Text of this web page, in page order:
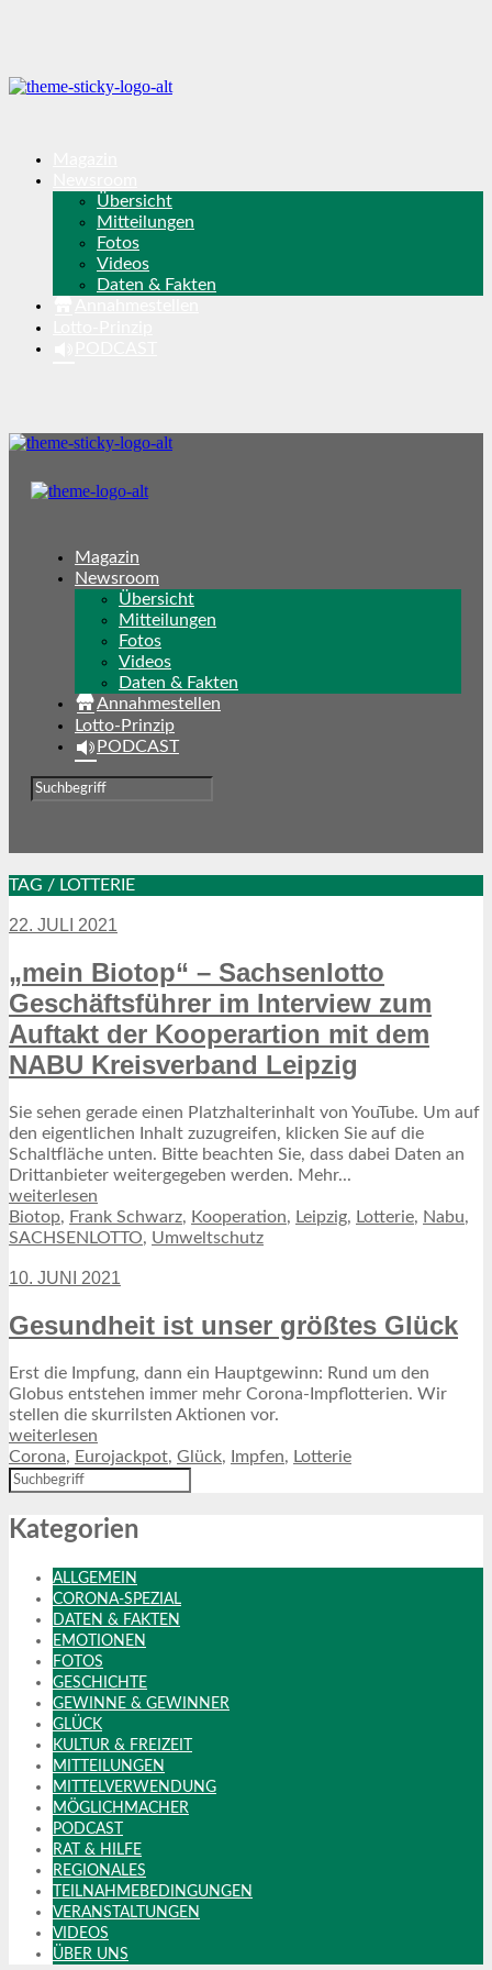
Übersicht
Mitteilungen
Fotos
Videos
Daten & Fakten
Magazin
Newsroom
Übersicht
Mitteilungen
Fotos
Videos
Daten & Fakten
Annahmestellen
Lotto-Prinzip
PODCAST
TAG / LOTTERIE
22. JULI 2021
„mein Biotop“ – Sachsenlotto
Geschäftsführer im Interview zum
Auftakt der Kooperartion mit dem
NABU Kreisverband Leipzig
Sie sehen gerade einen Platzhalterinhalt von YouTube. Um auf
den eigentlichen Inhalt zuzugreifen, klicken Sie auf die
Schaltfläche unten. Bitte beachten Sie, dass dabei Daten an
Drittanbieter weitergegeben werden. Mehr...
weiterlesen
Biotop, Frank Schwarz, Kooperation, Leipzig, Lotterie, Nabu,
SACHSENLOTTO, Umweltschutz
10. JUNI 2021
Gesundheit ist unser größtes Glück
Erst die Impfung, dann ein Hauptgewinn: Rund um den
Globus entstehen immer mehr Corona-Impflotterien. Wir
stellen die skurrilsten Aktionen vor.
weiterlesen
Corona, Eurojackpot, Glück, Impfen, Lotterie
Kategorien
ALLGEMEIN
CORONA-SPEZIAL
DATEN & FAKTEN
EMOTIONEN
FOTOS
GESCHICHTE
GEWINNE & GEWINNER
GLÜCK
KULTUR & FREIZEIT
MITTEILUNGEN
MITTELVERWENDUNG
MÖGLICHMACHER
PODCAST
RAT & HILFE
REGIONALES
TEILNAHMEBEDINGUNGEN
VERANSTALTUNGEN
VIDEOS
ÜBER UNS